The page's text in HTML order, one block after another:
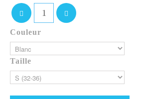
Couleur
Taille